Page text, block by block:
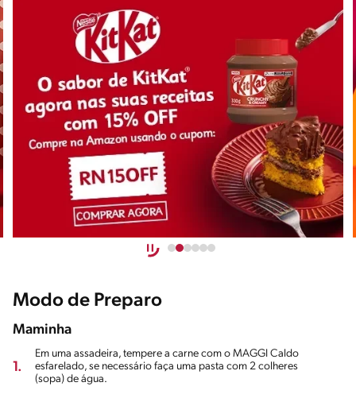
Modo de Preparo
Maminha
1.
Em uma assadeira, tempere a carne com o MAGGI Caldo
esfarelado, se necessário faça uma pasta com 2 colheres
(sopa) de água.